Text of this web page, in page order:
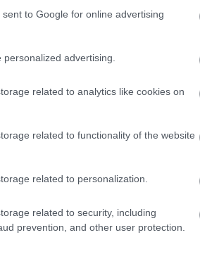
to Google for online advertising
advertising.
related to analytics like cookies on
related to functionality of the website
related to personalization.
related to security, including
prevention, and other user protection.
megfelelő „parkolóhelyet” a